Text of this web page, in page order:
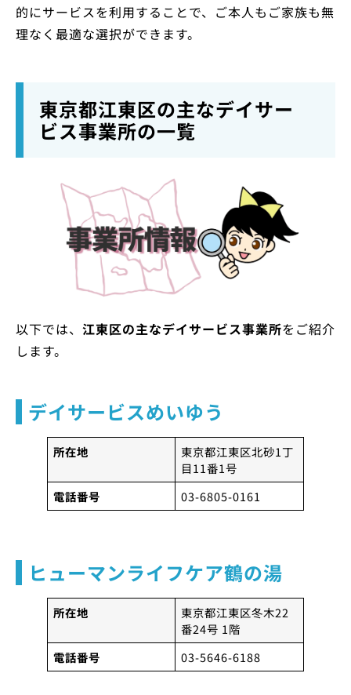
的にサービスを利用することで、ご本人もご家族も無
理なく最適な選択ができます。
東京都江東区の主なデイサー
ビス事業所の一覧
以下では、 江東区の主なデイサービス事業所をご紹介
します。
デイサービスめいゆう
所在地
東京都江東区北砂1丁
目11番1号
電話番号
03-6805-0161
ヒューマンライフケア鶴の湯
所在地
東京都江東区冬木22
番24号 1階
電話番号
03-5646-6188